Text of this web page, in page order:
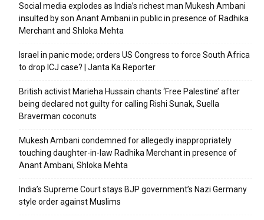
Social media explodes as India’s richest man Mukesh Ambani
insulted by son Anant Ambani in public in presence of Radhika
Merchant and Shloka Mehta
Israel in panic mode; orders US Congress to force South Africa
to drop ICJ case? | Janta Ka Reporter
British activist Marieha Hussain chants ‘Free Palestine’ after
being declared not guilty for calling Rishi Sunak, Suella
Braverman coconuts
Mukesh Ambani condemned for allegedly inappropriately
touching daughter-in-law Radhika Merchant in presence of
Anant Ambani, Shloka Mehta
India’s Supreme Court stays BJP government’s Nazi Germany
style order against Muslims